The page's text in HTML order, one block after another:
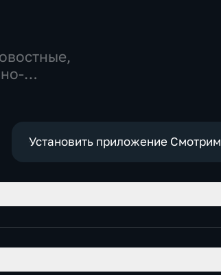
Установить приложение Смотрим